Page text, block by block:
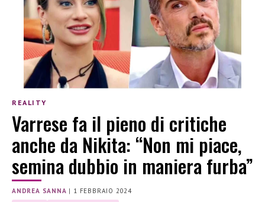
REALITY
Varrese fa il pieno di critiche
anche da Nikita: “Non mi piace,
semina dubbio in maniera furba”
ANDREA SANNA | 1 FEBBRAIO 2024